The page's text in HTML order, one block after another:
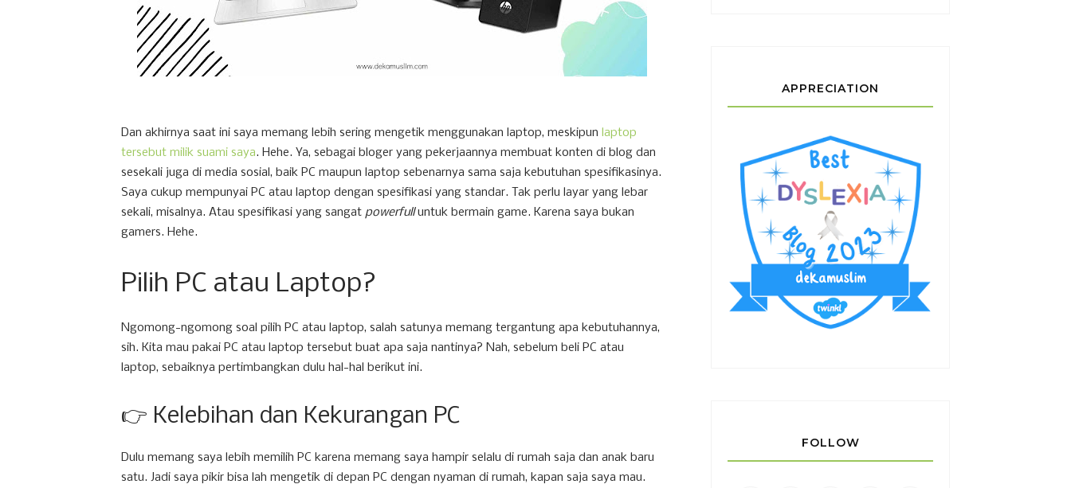
Dan akhirnya saat ini saya memang lebih sering mengetik menggunakan laptop, meskipun laptop
tersebut milik suami saya. Hehe. Ya, sebagai bloger yang pekerjaannya membuat konten di blog dan
sesekali juga di media sosial, baik PC maupun laptop sebenarnya sama saja kebutuhan spesifikasinya.
Saya cukup mempunyai PC atau laptop dengan spesifikasi yang standar. Tak perlu layar yang lebar
sekali, misalnya. Atau spesifikasi yang sangat powerfulluntuk bermain game. Karena saya bukan
gamers. Hehe.
Pilih PC atau Laptop?
Ngomong-ngomong soal pilih PC atau laptop, salah satunya memang tergantung apa kebutuhannya,
sih. Kita mau pakai PC atau laptop tersebut buat apa saja nantinya? Nah, sebelum beli PC atau
laptop, sebaiknya pertimbangkan dulu hal-hal berikut ini.
👉 Kelebihan dan Kekurangan PC
Dulu memang saya lebih memilih PC karena memang saya hampir selalu di rumah saja dan anak baru
satu. Jadi saya pikir bisa lah mengetik di depan PC dengan nyaman di rumah, kapan saja saya mau.
APPRECIATION
FOLLOW